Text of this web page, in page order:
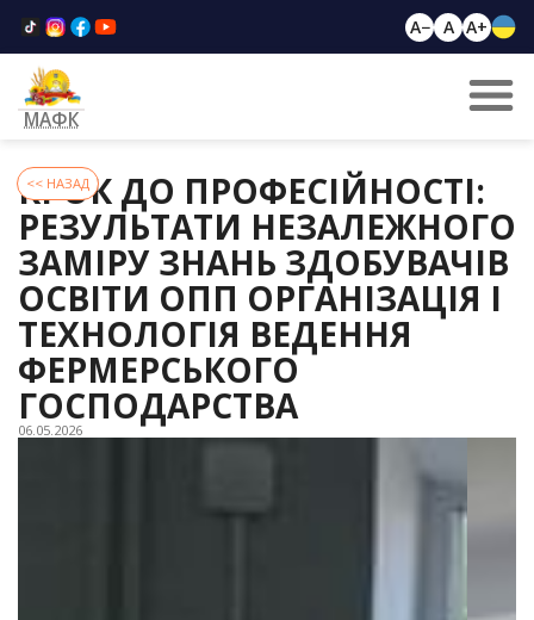
A− A A+
МАФК
<< НАЗАД
КРОК ДО ПРОФЕСІЙНОСТІ:
РЕЗУЛЬТАТИ НЕЗАЛЕЖНОГО
ЗАМІРУ ЗНАНЬ ЗДОБУВАЧІВ
ОСВІТИ ОПП ОРГАНІЗАЦІЯ І
ТЕХНОЛОГІЯ ВЕДЕННЯ
ФЕРМЕРСЬКОГО
ГОСПОДАРСТВА
06.05.2026